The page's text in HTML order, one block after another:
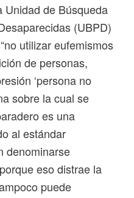
Unidad de Búsqueda
(UBPD)
utilizar eufemismos
de personas,
‘persona no
sobre la cual se
es una
al estándar
denominarse
eso distrae la
puede